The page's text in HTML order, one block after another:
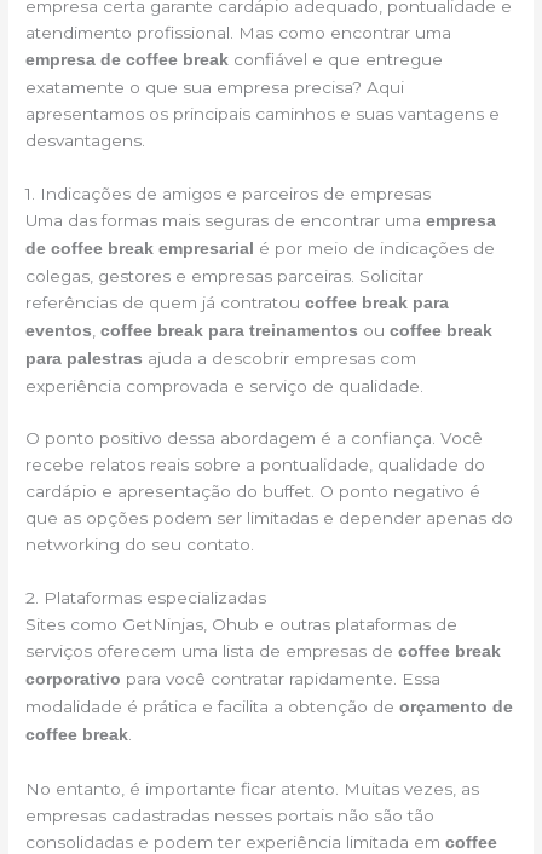
empresa certa garante cardápio adequado, pontualidade e
atendimento profissional. Mas como encontrar uma
empresa de coffee break confiável e que entregue
exatamente o que sua empresa precisa? Aqui
apresentamos os principais caminhos e suas vantagens e
desvantagens.
1. Indicações de amigos e parceiros de empresas
Uma das formas mais seguras de encontrar umaempresa
de coffee break empresarial é por meio de indicações de
colegas, gestores e empresas parceiras. Solicitar
referências de quem já contratoucoffee break para
eventos ,coffee break para treinamentos oucoffee break
para palestras ajuda a descobrir empresas com
experiência comprovada e serviço de qualidade.
O ponto positivo dessa abordagem é a confiança. Você
recebe relatos reais sobre a pontualidade, qualidade do
cardápio e apresentação do buffet. O ponto negativo é
que as opções podem ser limitadas e depender apenas do
networking do seu contato.
2. Plataformas especializadas
Sites como GetNinjas, Ohub e outras plataformas de
serviços oferecem uma lista de empresas decoffee break
corporativo para você contratar rapidamente. Essa
modalidade é prática e facilita a obtenção deorçamento de
coffee break.
No entanto, é importante ficar atento. Muitas vezes, as
empresas cadastradas nesses portais não são tão
consolidadas e podem ter experiência limitada emcoffee